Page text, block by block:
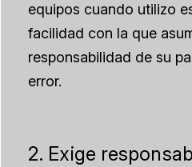
equipos cuando utilizo
facilidad con la que
responsabilidad de su
error.
2. Exige